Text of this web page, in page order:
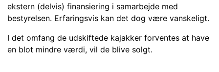
ekstern (delvis) finansiering i samarbejde med
bestyrelsen. Erfaringsvis kan det dog være vanskeligt.
I det omfang de udskiftede kajakker forventes at have
en blot mindre værdi, vil de blive solgt.